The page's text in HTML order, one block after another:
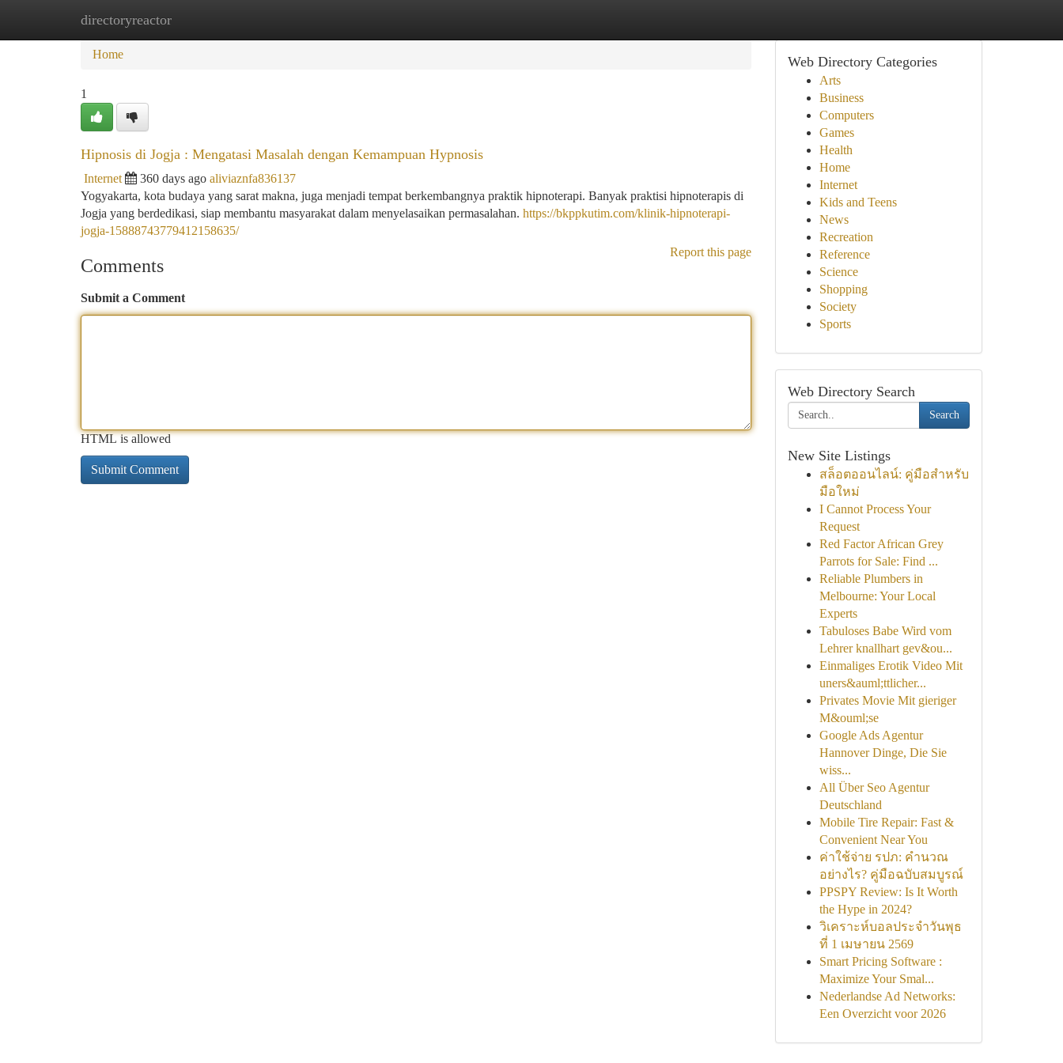
directoryreactor
Home New Site Listings
Home
1
Hipnosis di Jogja : Mengatasi Masalah dengan Kemampuan Hypnosis
Internet 360 days ago aliviaznfa836137
Yogyakarta, kota budaya yang sarat makna, juga menjadi tempat berkembangnya praktik hipnoterapi. Banyak praktisi hipnoterapis di
Jogja yang berdedikasi, siap membantu masyarakat dalam menyelasaikan permasalahan. https://bkppkutim.com/klinik-hipnoterapi-
jogja-15888743779412158635/
Report this page
Comments
Submit a Comment
HTML is allowed
Web Directory Categories
Arts
Business
Computers
Games
Health
Home
Internet
Kids and Teens
News
Recreation
Reference
Science
Shopping
Society
Sports
Web Directory Search
Search
New Site Listings
สล็อตออนไลน์: คู่มือสำหรับ
มือใหม่
I Cannot Process Your
Request
Red Factor African Grey
Parrots for Sale: Find ...
Reliable Plumbers in
Melbourne: Your Local
Experts
Tabuloses Babe Wird vom
Lehrer knallhart gev&ou...
Einmaliges Erotik Video Mit
uners&auml;ttlicher...
Privates Movie Mit gieriger
M&ouml;se
Google Ads Agentur
Hannover Dinge, Die Sie
wiss...
All Über Seo Agentur
Deutschland
Mobile Tire Repair: Fast &
Convenient Near You
ค่าใช้จ่าย รปภ: คำนวณ
อย่างไร? คู่มือฉบับสมบูรณ์
PPSPY Review: Is It Worth
the Hype in 2024?
วิเคราะห์บอลประจำวันพุธ
ที่ 1 เมษายน 2569
Smart Pricing Software :
Maximize Your Smal...
Nederlandse Ad Networks:
Een Overzicht voor 2026